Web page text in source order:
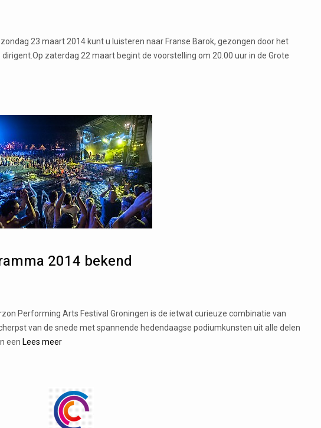
23 maart 2014 kunt u luisteren naar Franse Barok, gezongen door het
zaterdag 22 maart begint de voorstelling om 20.00 uur in de Grote
2014 bekend
Performing Arts Festival Groningen is de ietwat curieuze combinatie van
van de snede met spannende hedendaagse podiumkunsten uit alle delen
een Lees meer